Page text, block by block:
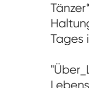
Tages